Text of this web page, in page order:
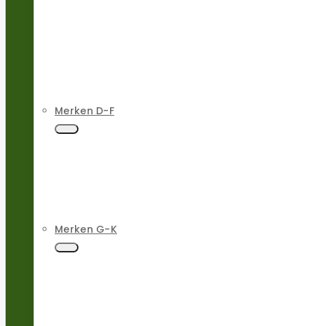
Merken D-F
Merken G-K